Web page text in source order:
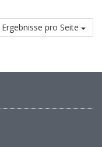
Ergebnisse pro Seite